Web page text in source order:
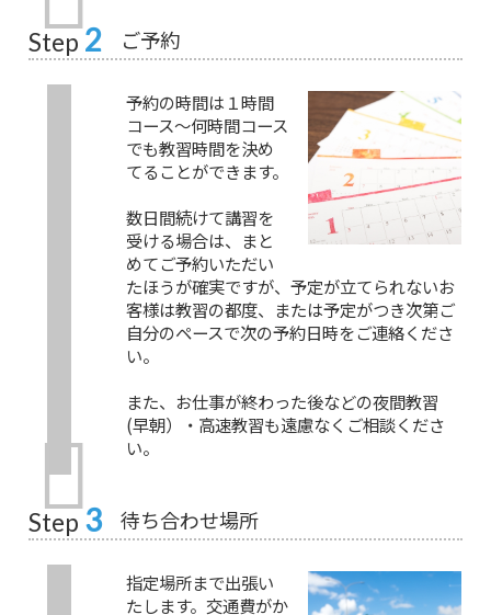
Step 2 ご予約
予約の時間は１時間
コース～何時間コース
でも教習時間を決め
てることができます。
数日間続けて講習を
受ける場合は、まと
めてご予約いただい
たほうが確実ですが、予定が立てられないお
客様は教習の都度、または予定がつき次第ご
自分のペースで次の予約日時をご連絡くださ
い。
また、お仕事が終わった後などの夜間教習
(早朝）・高速教習も遠慮なくご相談くださ
い。
Step 3 待ち合わせ場所
指定場所まで出張い
たします。交通費がか